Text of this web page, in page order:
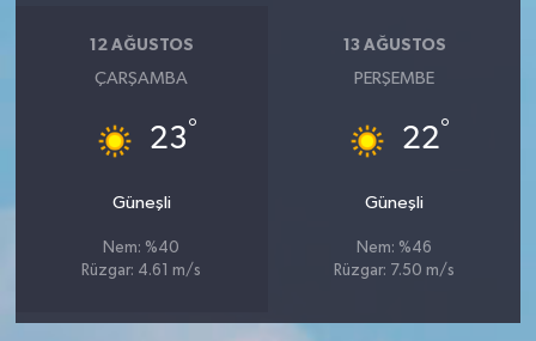
12 AĞUSTOS
ÇARŞAMBA
23°
Güneşli
Nem: %40
Rüzgar: 4.61 m/s
13 AĞUSTOS
PERŞEMBE
22°
Güneşli
Nem: %46
Rüzgar: 7.50 m/s